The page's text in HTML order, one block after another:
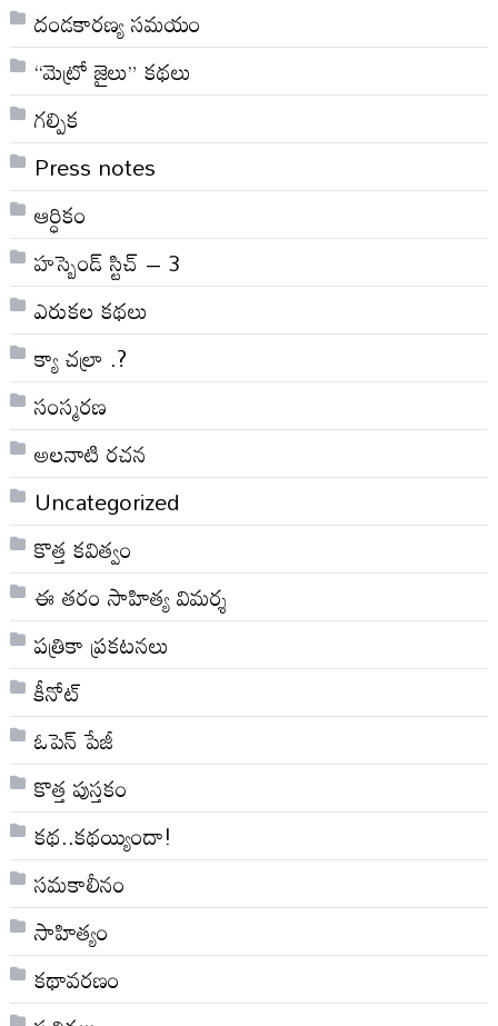
దండకారణ్య సమయం
“మెట్రో జైలు” కథలు
గల్పిక
Press notes
ఆర్ధికం
హస్బెండ్ స్టిచ్ – 3
ఎరుకల కథలు
క్యా చల్రా .?
సంస్మరణ
అలనాటి రచన
Uncategorized
కొత్త కవిత్వం
ఈ తరం సాహిత్య విమర్శ
పత్రికా ప్రకటనలు
కీనోట్
ఓపెన్ పేజీ
కొత్త పుస్తకం
కథ..కథయ్యిందా!
సమకాలీనం
సాహిత్యం
కథావరణం